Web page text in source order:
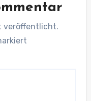
veröffentlicht.